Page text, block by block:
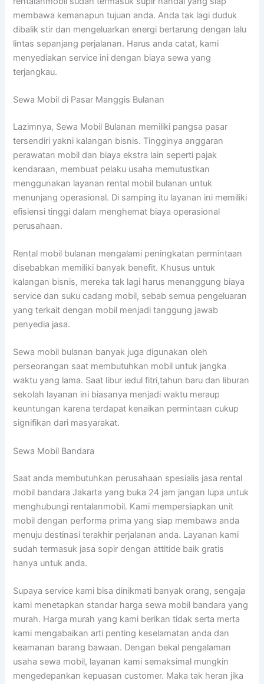
membawa kemanapun tujuan anda. Anda tak lagi duduk
dibalik stir dan mengeluarkan energi bertarung dengan lalu
lintas sepanjang perjalanan. Harus anda catat, kami
menyediakan service ini dengan biaya sewa yang
terjangkau.
Sewa Mobil di Pasar Manggis Bulanan
Lazimnya, Sewa Mobil Bulanan memiliki pangsa pasar
tersendiri yakni kalangan bisnis. Tingginya anggaran
perawatan mobil dan biaya ekstra lain seperti pajak
kendaraan, membuat pelaku usaha memutustkan
menggunakan layanan rental mobil bulanan untuk
menunjang operasional. Di samping itu layanan ini memiliki
efisiensi tinggi dalam menghemat biaya operasional
perusahaan.
Rental mobil bulanan mengalami peningkatan permintaan
disebabkan memiliki banyak benefit. Khusus untuk
kalangan bisnis, mereka tak lagi harus menanggung biaya
service dan suku cadang mobil, sebab semua pengeluaran
yang terkait dengan mobil menjadi tanggung jawab
penyedia jasa.
Sewa mobil bulanan banyak juga digunakan oleh
perseorangan saat membutuhkan mobil untuk jangka
waktu yang lama. Saat libur iedul fitri,tahun baru dan liburan
sekolah layanan ini biasanya menjadi waktu meraup
keuntungan karena terdapat kenaikan permintaan cukup
signifikan dari masyarakat.
Sewa Mobil Bandara
Saat anda membutuhkan perusahaan spesialis jasa rental
mobil bandara Jakarta yang buka 24 jam jangan lupa untuk
menghubungi rentalanmobil. Kami mempersiapkan unit
mobil dengan performa prima yang siap membawa anda
menuju destinasi terakhir perjalanan anda. Layanan kami
sudah termasuk jasa sopir dengan attitide baik gratis
hanya untuk anda.
Supaya service kami bisa dinikmati banyak orang, sengaja
kami menetapkan standar harga sewa mobil bandara yang
murah. Harga murah yang kami berikan tidak serta merta
kami mengabaikan arti penting keselamatan anda dan
keamanan barang bawaan. Dengan bekal pengalaman
usaha sewa mobil, layanan kami semaksimal mungkin
mengedepankan kepuasan customer. Maka tak heran jika